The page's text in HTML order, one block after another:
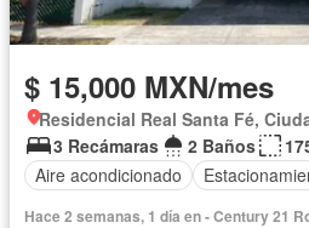
$ 15,000 MXN/mes
Residencial Real Santa Fé,
3 Recámaras
2 Baños
Aire acondicionado
Hace 2 semanas, 1 día en - Century 21